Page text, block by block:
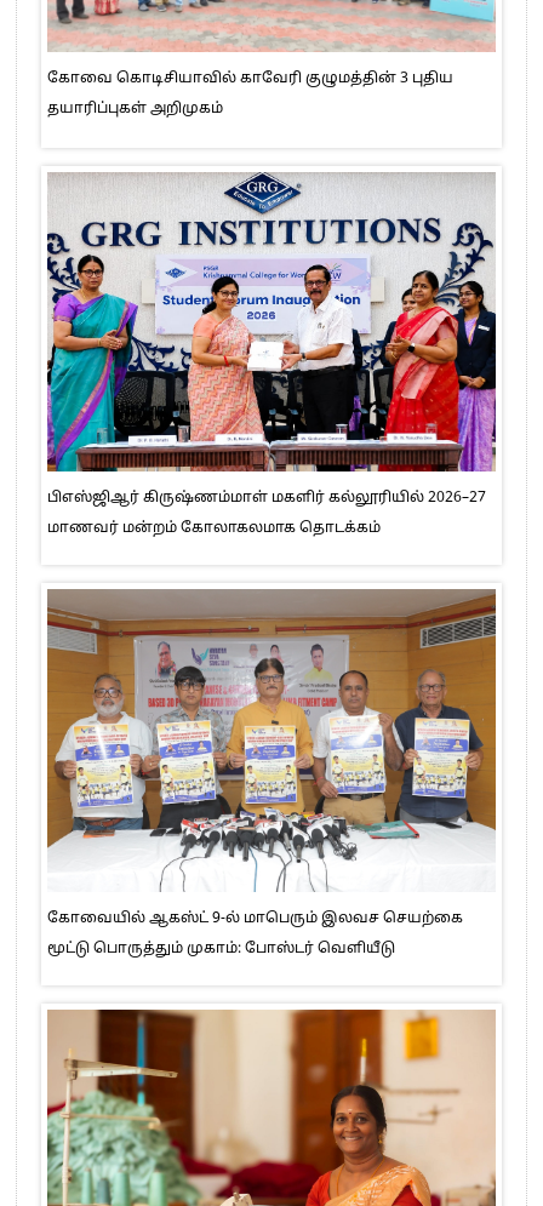
கோவை கொடிசியாவில் காவேரி குழுமத்தின் 3 புதிய
தயாரிப்புகள் அறிமுகம்
பிஎஸ்ஜிஆர் கிருஷ்ணம்மாள் மகளிர் கல்லூரியில் 2026–27
மாணவர் மன்றம் கோலாகலமாக தொடக்கம்
கோவையில் ஆகஸ்ட் 9-ல் மாபெரும் இலவச செயற்கை
மூட்டு பொருத்தும் முகாம்: போஸ்டர் வெளியீடு